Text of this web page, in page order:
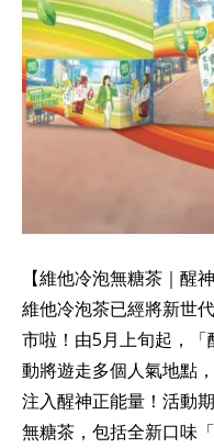
【維他冷泡無糖茶｜醒
維他冷泡茶已經將新世
市啦！由5月上旬起，
動將遊走多個人氣地點
注入醒神正能量！活動
無糖茶，包括全新口味